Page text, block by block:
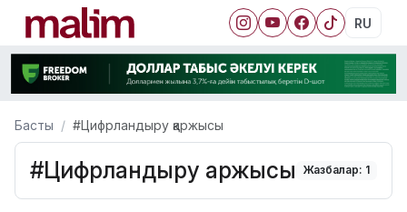
RU
Басты #Цифрландыру қаржысы
#Цифрландыру қаржысы Жазбалар: 1